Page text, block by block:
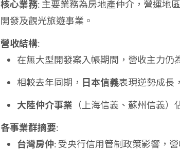
核心業務: 主要業務為房地產仲介，營運地
開發及觀光旅遊事業。
營收結構:
在無大型開發案入帳期間，營收主力仍
相較去年同期， 日本信義表現逆勢成長
大陸仲介事業 （上海信義、蘇州信義）
各事業群摘要:
台灣房仲: 受央行信用管制政策影響，